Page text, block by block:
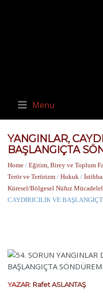
Menu
YANGINLAR,
BAŞLANGIÇTA
Home / Eğitim, Birey ve Toplum
Terör ve Terörizm / Hukuk /
Küresel/Bölgesel Nüfuz
CAYDIRICILIK VE
YAZAR: Rafet ASLANTAŞ